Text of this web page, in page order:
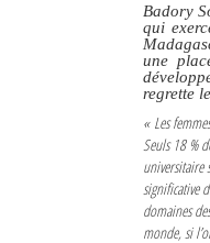
Badory
qui
une
regrette
« Les
Seuls 18 %
universitaire
significative
domaines
monde, si